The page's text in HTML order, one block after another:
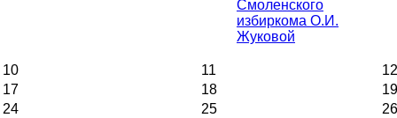
Смоленского
избиркома О.И.
Жуковой
10 11
12
17
18
19
24
25
26